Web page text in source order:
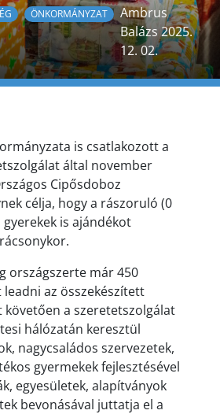
ÖNKORMÁNYZAT
Ambrus
Balázs 2025.
12. 02.
is csatlakozott a
által november
Cipősdoboz
célja, hogy a rászoruló (0
is ajándékot
országszerte már 450
az összekészített
követően a szeretetszolgálat
hálózatán keresztül
nagycsaládos szervezetek,
gyermekek fejlesztésével
egyesületek, alapítványok
bevonásával juttatja el a